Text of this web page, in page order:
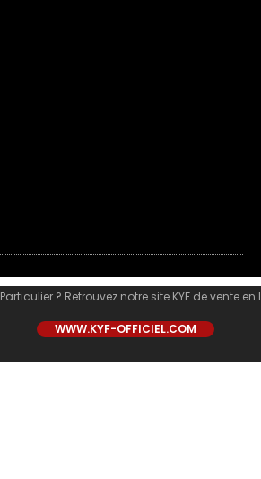
Particulier ? Retrouvez notre site KYF de vente en
WWW.KYF-OFFICIEL.COM